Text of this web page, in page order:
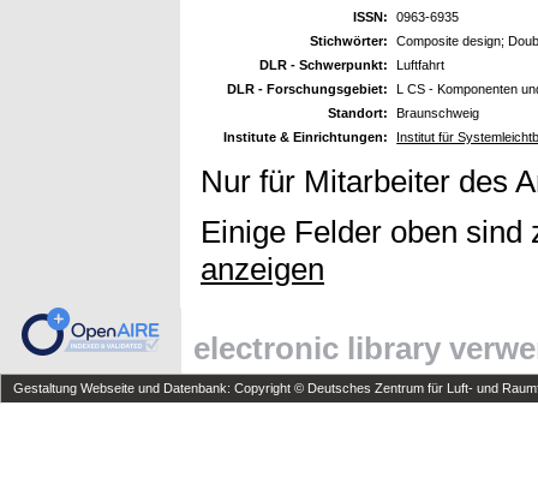
ISSN:
0963-6935
Stichwörter:
Composite design;
DLR - Schwerpunkt:
Luftfahrt
DLR - Forschungsgebiet:
L CS - Komponenten
Standort:
Braunschweig
Institute & Einrichtungen:
Institut für
Nur für Mitarbeiter des
Einige Felder oben
anzeigen
electronic library
Gestaltung Webseite und Datenbank: Copyright © Deutsches Zentrum für Luft- und